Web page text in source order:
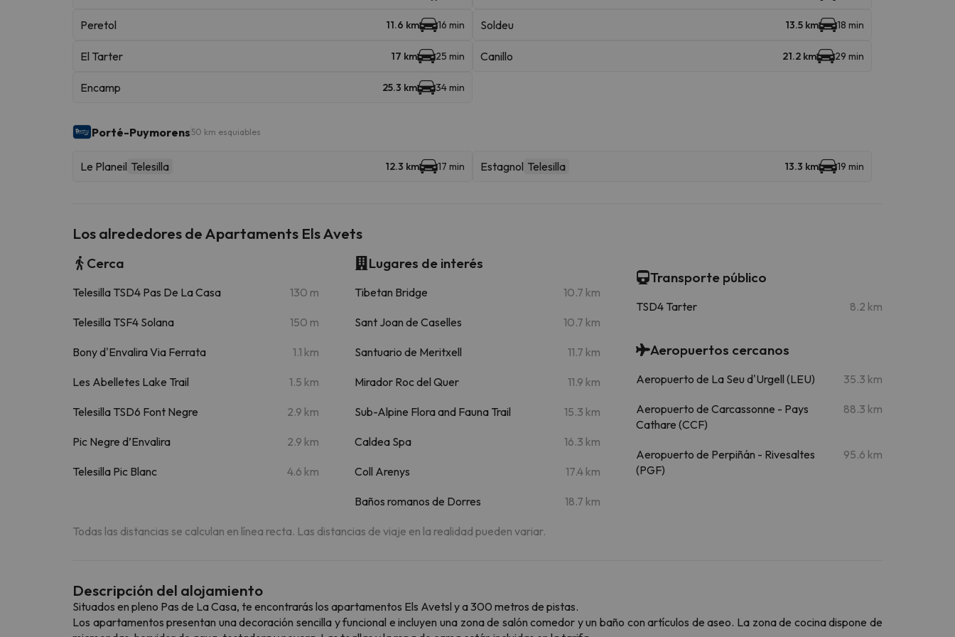
Peretol 11.6 km 16 min Soldeu 13.5 km 18 min
El Tarter 17 km 25 min Canillo 21.2 km 29 min
Encamp 25.3 km 34 min
Porté-Puymorens 50 km esquiables
Le Planeil Telesilla 12.3 km 17 min Estagnol Telesilla 13.3 km 19 min
Los alrededores de Apartaments Els Avets
Cerca
Telesilla TSD4 Pas De La Casa 130 m
Telesilla TSF4 Solana 150 m
Bony d'Envalira Via Ferrata 1.1 km
Les Abelletes Lake Trail 1.5 km
Telesilla TSD6 Font Negre 2.9 km
Pic Negre d’Envalira 2.9 km
Telesilla Pic Blanc 4.6 km
Lugares de interés
Tibetan Bridge 10.7 km
Sant Joan de Caselles 10.7 km
Santuario de Meritxell 11.7 km
Mirador Roc del Quer 11.9 km
Sub-Alpine Flora and Fauna Trail 15.3 km
Caldea Spa 16.3 km
Coll Arenys 17.4 km
Baños romanos de Dorres 18.7 km
Transporte público
TSD4 Tarter 8.2 km
Aeropuertos cercanos
Aeropuerto de La Seu d'Urgell (LEU) 35.3 km
Aeropuerto de Carcassonne - Pays
Cathare (CCF)
88.3 km
Aeropuerto de Perpiñán - Rivesaltes
(PGF)
95.6 km
Todas las distancias se calculan en línea recta. Las distancias de viaje en la realidad pueden variar.
Descripción del alojamiento
Situados en pleno Pas de La Casa, te encontrarás los apartamentos Els Avetsl y a 300 metros de pistas.
Los apartamentos presentan una decoración sencilla y funcional e incluyen una zona de salón comedor y un baño con artículos de aseo. La zona de cocina dispone de